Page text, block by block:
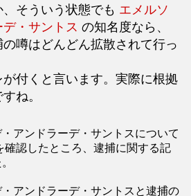
そういう状態でも エメルソ
・サントス の知名度なら、
噂はどんどん拡散されて行っ
付くと言います。実際に根拠
ね。
アンドラーデ・サントスについて
認したところ、逮捕に関する記
アンドラーデ・サントスと逮捕の